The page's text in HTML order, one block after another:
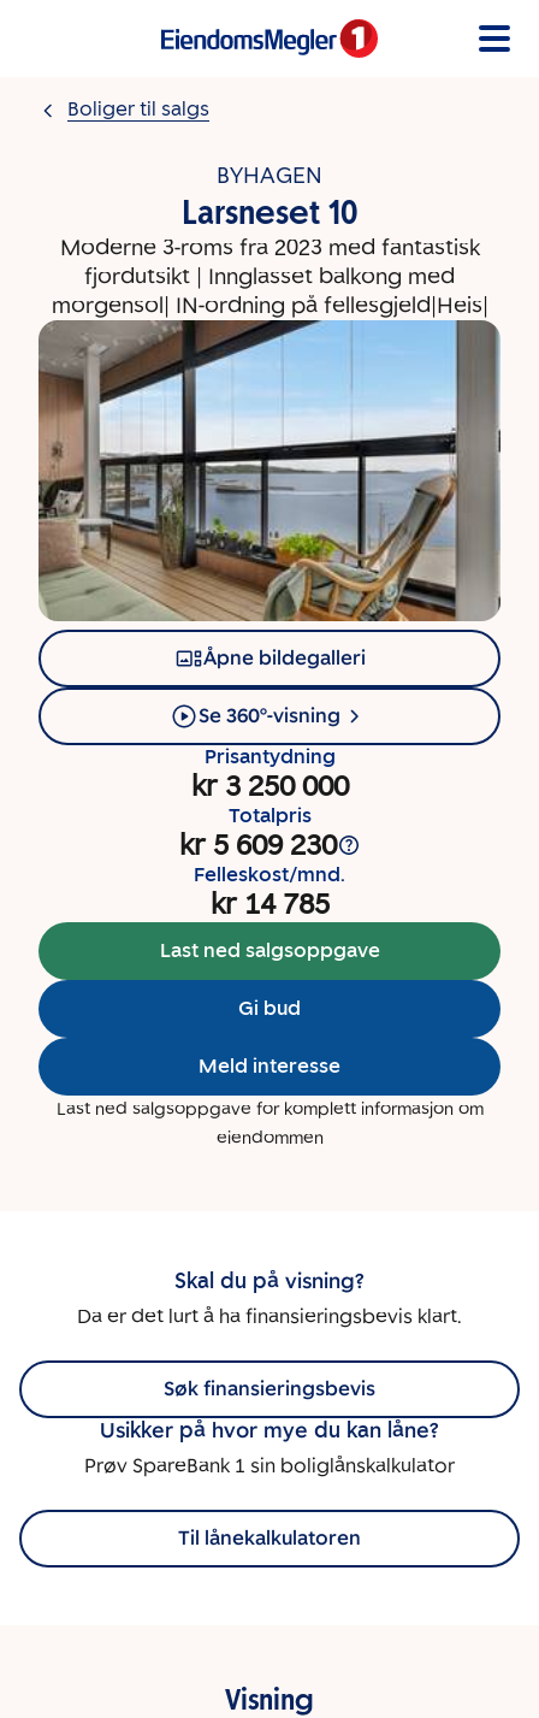
Boliger til salgs
BYHAGEN
Larsneset 10
Moderne 3-roms fra 2023 med fantastisk
fjordutsikt | Innglasset balkong med
morgensol| IN-ordning på fellesgjeld|Heis|
Åpne bildegalleri
Se 360°-visning
Prisantydning
kr 3 250 000
Totalpris
kr 5 609 230
Felleskost/mnd.
kr 14 785
Last ned salgsoppgave
Gi bud
Meld interesse
Last ned salgsoppgave for komplett informasjon om
eiendommen
Skal du på visning?
Da er det lurt å ha finansieringsbevis klart.
Søk finansieringsbevis
Usikker på hvor mye du kan låne?
Prøv SpareBank 1 sin boliglånskalkulator
Til lånekalkulatoren
Visning